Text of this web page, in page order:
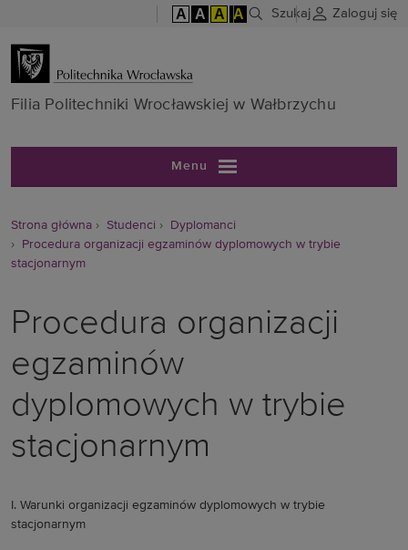
A A A A Szukaj Zaloguj się
Filia
Filia Politechniki Wrocławskiej w Wałbrzychu
Menu
Strona główna Studenci
Dyplomanci
Procedura organizacji egzaminów dyplomowych w trybie
stacjonarnym
Procedura organizacji
egzaminów
dyplomowych w trybie
stacjonarnym
I. Warunki organizacji egzaminów dyplomowych w trybie
stacjonarnym